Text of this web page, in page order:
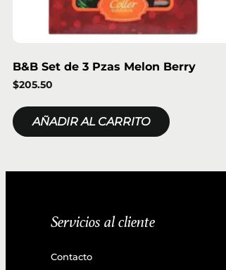
B&B Set de 3 Pzas Melon Berry
$205.50
AÑADIR AL CARRITO
Servicios al cliente
Contacto